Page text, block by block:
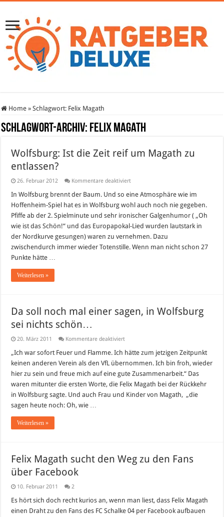
Home » Schlagwort: Felix Magath
Schlagwort-Archiv: Felix Magath
Wolfsburg: Ist die Zeit reif um Magath zu
entlassen?
26. Februar 2012 Kommentare deaktiviertfür
Ist
Zeit
reif
um
Magath
zu
entlassen?
In Wolfsburg brennt der Baum. Und so eine Atmosphäre wie im
Hoffenheim-Spiel hat es in Wolfsburg wohl auch noch nie gegeben.
Pfiffe ab der 2. Spielminute und sehr ironischer Galgenhumor ( „Oh
wie ist das Schön!“ und das Europapokal-Lied wurden lautstark in
der Nordkurve gesungen) waren zu vernehmen. Dazu
zwischendurch immer wieder Totenstille. Wenn man nicht schon 27
Punkte hätte …
Weiterlesen »
Da soll noch mal einer sagen, in Wolfsburg
sei nichts schön…
20. März 2011 Kommentare deaktiviertfür
soll
mal
einer
sagen,
in
Wolfsburg
sei
„Ich war sofort Feuer und Flamme. Ich hätte zum jetzigen Zeitpunkt
keinen anderen Verein als den VfL übernommen. Ich bin froh, wieder
hier zu sein und freue mich auf eine gute Zusammenarbeit.“ Das
waren mitunter die ersten Worte, die Felix Magath bei der Rückkehr
in Wolfsburg sagte. Und auch Frau und Kinder von Magath, „die
sagen heute noch: Oh, wie …
Weiterlesen »
Felix Magath sucht den Weg zu den Fans
über Facebook
10. Februar 2011 2
Es hört sich doch recht kurios an, wenn man liest, dass Felix Magath
einen Draht zu den Fans des FC Schalke 04 per Facebook aufbauen